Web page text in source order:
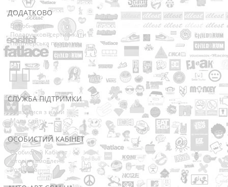
ДОДАТКОВО
Виробники
Подарункові сертифікати
Партнерська програма
Акції
СЛУЖБА ПІДТРИМКИ
Зв’язатися з нами
Мапа сайту
ОСОБИСТИЙ КАБІНЕТ
Особистий Кабінет
Історія замовлень
Розсилка